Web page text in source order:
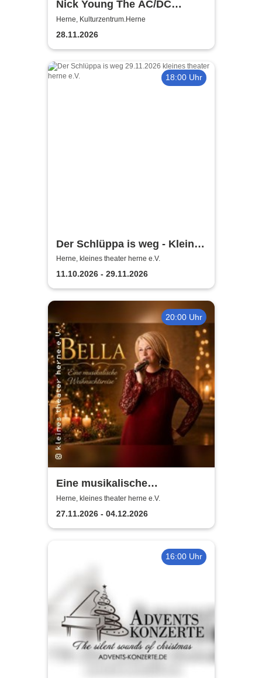
Nick Young The AC/DC
Master-Band
Herne, Kulturzentrum.Herne
28.11.2026
18:00 Uhr
Der Schlüppa is weg - Kleines
Theater Herne
Herne, kleines theater herne e.V.
11.10.2026 - 29.11.2026
20:00 Uhr
Eine musikalische
Weihnachtsreise - Bella |
Kleines Theater Herne
Herne, kleines theater herne e.V.
27.11.2026 - 04.12.2026
16:00 Uhr